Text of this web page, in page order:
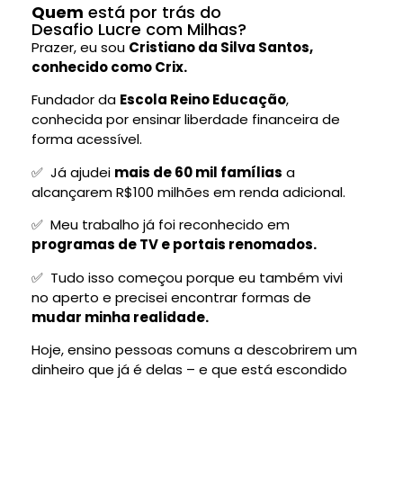
Quem está por trás do
Desafio Lucre com Milhas?
Prazer, eu sou Cristiano da Silva Santos,
conhecido como Crix.
Fundador da Escola Reino Educação,
conhecida por ensinar liberdade financeira de
forma acessível.
✅ Já ajudei mais de 60 mil famílias a
alcançarem R$100 milhões em renda adicional.
✅ Meu trabalho já foi reconhecido em
programas de TV e portais renomados.
✅ Tudo isso começou porque eu também vivi
no aperto e precisei encontrar formas de
mudar minha realidade.
Hoje, ensino pessoas comuns a descobrirem um
dinheiro que já é delas – e que está escondido